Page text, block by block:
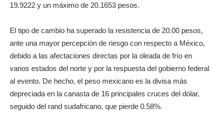
19.9222 y un máximo de 20.1653 pesos.
El tipo de cambio ha superado la resistencia de 20.00 pesos,
ante una mayor percepción de riesgo con respecto a México,
debido a las afectaciones directas por la oleada de frío en
varios estados del norte y por la respuesta del gobierno federal
al evento. De hecho, el peso mexicano es la divisa más
depreciada en la canasta de 16 principales cruces del dólar,
seguido del rand sudafricano, que pierde 0.58%.